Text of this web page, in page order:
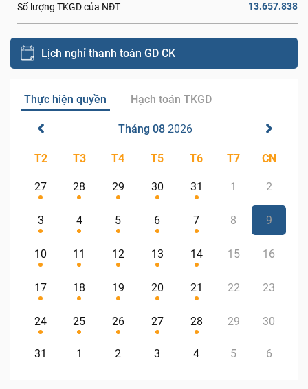
Số lượng TKGD của NĐT 13.657.838
Lịch nghỉ thanh toán GD CK
Thực hiện quyền Hạch toán TKGD
Tháng 08 2026
T2 T3 T4 T5 T6 T7 CN
27 28 29 30 31 1 2
3 4 5 6 7 8 9
10 11 12 13 14 15 16
17 18 19 20 21 22 23
24 25 26 27 28 29 30
31 1 2 3 4 5 6